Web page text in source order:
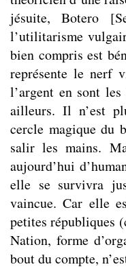
jésuite, Botero
l’utilitarisme
bien compris est
représente le nerf
l’argent en sont
ailleurs. Il n’est
cercle magique du
salir les mains.
aujourd’hui
elle se survivra
vaincue. Car elle
petites républiques
Nation, forme
bout du compte,